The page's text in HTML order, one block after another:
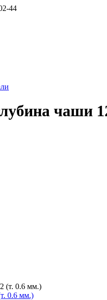
44
чаши
0.6 мм.)